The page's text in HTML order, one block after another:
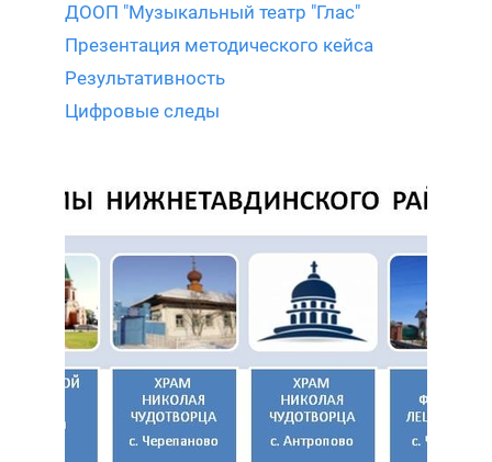
ДООП "Музыкальный театр "Глас"
Презентация методического кейса
Результативность
Цифровые следы